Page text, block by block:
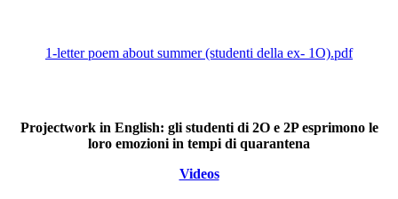
1-letter poem about summer (studenti della ex- 1O).pdf
Projectwork in English: gli studenti di 2O e 2P esprimono le
loro emozioni in tempi di quarantena
Videos